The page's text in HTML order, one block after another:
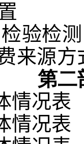
验检
来源
第
情况表
情况表